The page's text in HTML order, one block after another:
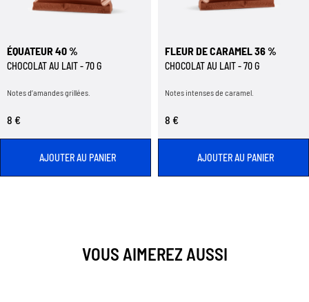
ÉQUATEUR 40 %
CHOCOLAT AU LAIT - 70 G
Notes d’amandes grillées.
8 €
AJOUTER AU PANIER
FLEUR DE CARAMEL 36 %
CHOCOLAT AU LAIT - 70 G
Notes intenses de caramel.
8 €
AJOUTER AU PANIER
VOUS AIMEREZ AUSSI